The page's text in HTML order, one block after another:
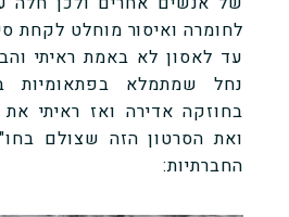
לחומרה ואיסור מוחלט לקחת
עד לאסון לא באמת ראיתי
נחל שמתמלא בפתאומיות
בחוזקה אדירה ואז ראיתי את
ואת הסרטון הזה שצולם
החברתיות: